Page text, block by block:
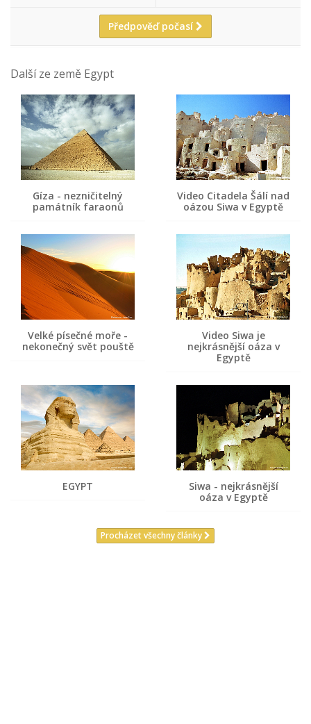
Předpověď počasí
Další ze země Egypt
Gíza - nezničitelný
památník faraonů
Video Citadela Šálí nad
oázou Siwa v Egyptě
Velké písečné moře -
nekonečný svět pouště
Video Siwa je
nejkrásnější oáza v
Egyptě
EGYPT
Siwa - nejkrásnější
oáza v Egyptě
Procházet všechny články